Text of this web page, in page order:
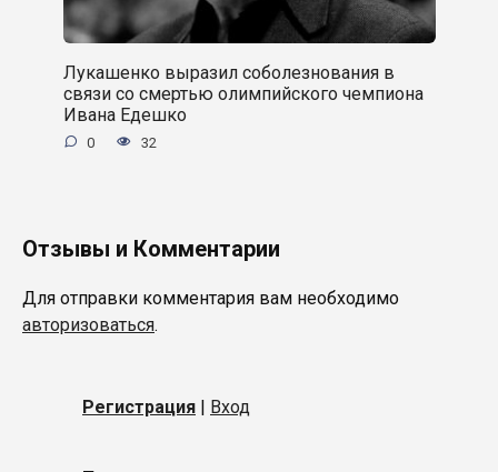
Лукашенко выразил соболезнования в
связи со смертью олимпийского чемпиона
Ивана Едешко
0 32
Отзывы и Комментарии
Для отправки комментария вам необходимо
авторизоваться.
Регистрация Вход